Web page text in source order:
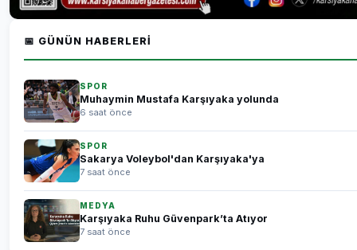
📅 GÜNÜN HABERLERI
SPOR
Muhaymin Mustafa Karşıyaka yolunda
6 saat önce
SPOR
Sakarya Voleybol'dan Karşıyaka'ya
7 saat önce
MEDYA
Karşıyaka Ruhu Güvenpark’ta Atıyor
7 saat önce